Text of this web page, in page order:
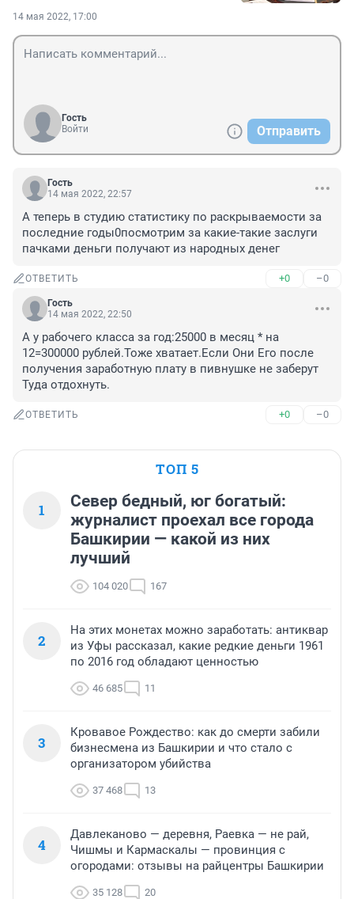
14 мая 2022, 17:00
Гость
Войти
Отправить
Гость
14 мая 2022, 22:57
А теперь в студию статистику по раскрываемости за
последние годы0посмотрим за какие-такие заслуги
пачками деньги получают из народных денег
ОТВЕТИТЬ +0 –0
Гость
14 мая 2022, 22:50
А у рабочего класса за год:25000 в месяц * на
12=300000 рублей.Тоже хватает.Если Они Его после
получения заработную плату в пивнушке не заберут
Туда отдохнуть.
ОТВЕТИТЬ +0 –0
ТОП 5
1
Север бедный, юг богатый:
журналист проехал все города
Башкирии — какой из них
лучший
104 020 167
2
На этих монетах можно заработать: антиквар
из Уфы рассказал, какие редкие деньги 1961
по 2016 год обладают ценностью
46 685 11
3
Кровавое Рождество: как до смерти забили
бизнесмена из Башкирии и что стало с
организатором убийства
37 468 13
4
Давлеканово — деревня, Раевка — не рай,
Чишмы и Кармаскалы — провинция с
огородами: отзывы на райцентры Башкирии
35 128 20